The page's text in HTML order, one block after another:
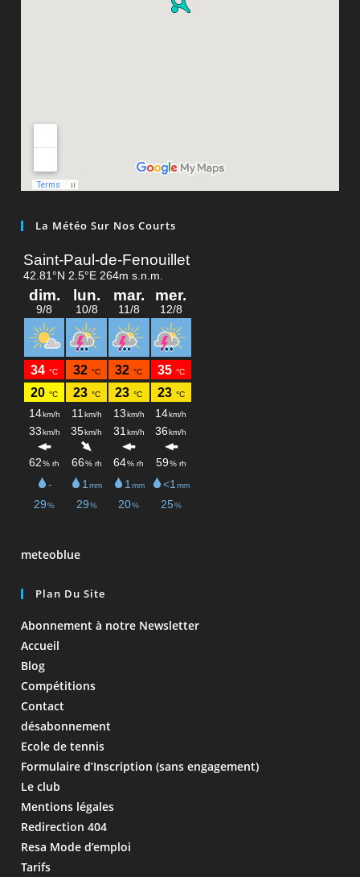
La Météo Sur Nos Courts
meteoblue
Plan Du Site
Abonnement à notre Newsletter
Accueil
Blog
Compétitions
Contact
désabonnement
Ecole de tennis
Formulaire d’Inscription (sans engagement)
Le club
Mentions légales
Redirection 404
Resa Mode d’emploi
Tarifs